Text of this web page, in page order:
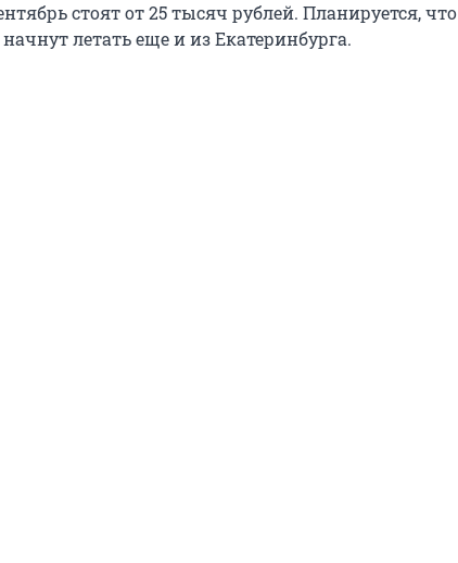
стоят от 25 тысяч рублей. Планируется, что
летать еще и из Екатеринбурга.